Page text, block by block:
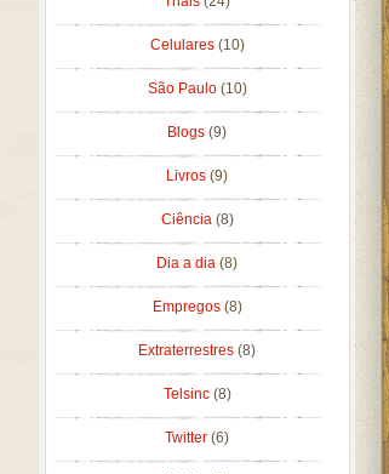
Celulares (10)
São Paulo (10)
Blogs (9)
Livros (9)
Ciência (8)
Dia a dia (8)
Empregos (8)
Extraterrestres (8)
Telsinc (8)
Twitter (6)